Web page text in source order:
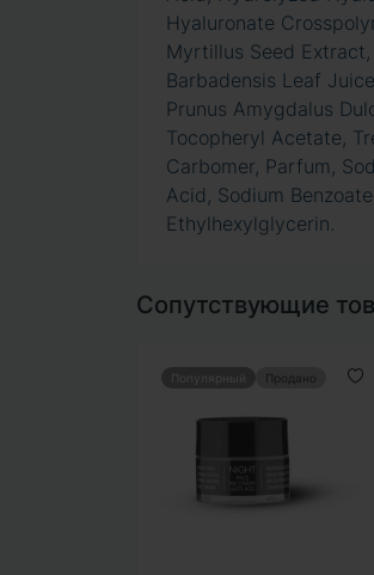
Hyaluronate
Myrtillus Seed
Barbadensis Leaf
Prunus Amygdalus
Tocopheryl Acetate,
Carbomer, Parfum,
Acid, Sodium
Ethylhexylglycerin.
Сопутствующие
Продано